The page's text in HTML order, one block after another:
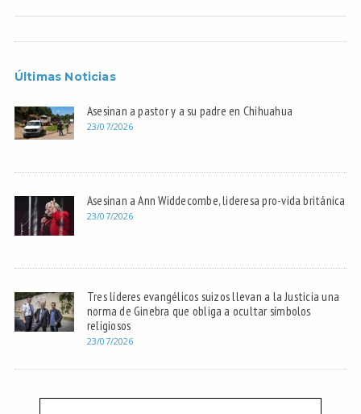
Últimas Noticias
Asesinan a pastor y a su padre en Chihuahua
23/07/2026
Asesinan a Ann Widdecombe, lideresa pro-vida británica
23/07/2026
Tres líderes evangélicos suizos llevan a la Justicia una
norma de Ginebra que obliga a ocultar símbolos
religiosos
23/07/2026